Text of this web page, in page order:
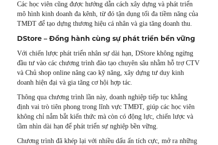
Các học viên cũng được hướng dẫn cách xây dựng và phát triển
mô hình kinh doanh đa kênh, từ đó tận dụng tối đa tiềm năng của
TMĐT để tạo dựng thương hiệu cá nhân và gia tăng doanh thu.
DStore – Đồng hành cùng sự phát triển bền vững
Với chiến lược phát triển nhân sự dài hạn, DStore không ngừng
đầu tư vào các chương trình đào tạo chuyên sâu nhằm hỗ trợ CTV
và Chủ shop online nâng cao kỹ năng, xây dựng tư duy kinh
doanh hiện đại và gia tăng cơ hội hợp tác.
Thông qua chương trình lần này, doanh nghiệp tiếp tục khẳng
định vai trò tiên phong trong lĩnh vực TMĐT, giúp các học viên
không chỉ nắm bắt kiến thức mà còn có động lực, chiến lược và
tầm nhìn dài hạn để phát triển sự nghiệp bền vững.
Chương trình đã khép lại với nhiều dấu ấn tích cực, mở ra những